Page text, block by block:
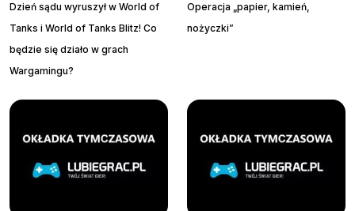
Dzień sądu wyruszył w World of
Tanks i World of Tanks Blitz! Co
będzie się działo w grach
Wargamingu?
Operacja „papier, kamień,
nożyczki”